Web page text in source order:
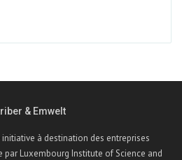
& Emwelt
à destination des entreprises
Luxembourg Institute of Science and